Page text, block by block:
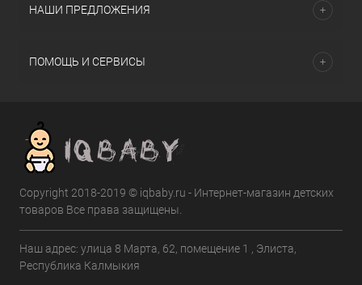
НАШИ ПРЕДЛОЖЕНИЯ
ПОМОЩЬ И СЕРВИСЫ
Copyright 2018-2019 © iqbaby.ru - Интернет-магазин детских
товаров Все права защищены.
Наш адрес: улица 8 Марта, 62, помещение 1 , Элиста,
Республика Калмыкия